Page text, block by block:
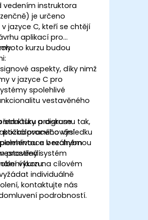
vedením instruktora
je určeno
jazyce C, kteří se chtějí
aplikací pro
kurzu budou
aspekty, díky nimž
v jazyce C pro
spolehlivé
vestavěného
strukturu programu tak,
požadovaného výsledku
a bezchybnou
systém
výkon na cílovém
a diskuse
procvičování
v reálném
prostředí
kurzu:
individuálně
kontaktujte nás
podrobností.